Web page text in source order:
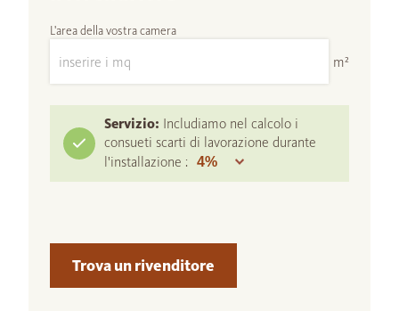
L'area della vostra camera
m²
Servizio: Includiamo nel calcolo i
consueti scarti di lavorazione durante
l'installazione :
Trova un rivenditore